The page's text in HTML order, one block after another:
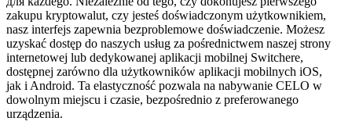
zakupu kryptowalut, czy jesteś doświadczonym użytkownikiem,
nasz interfejs zapewnia bezproblemowe doświadczenie. Możesz
uzyskać dostęp do naszych usług za pośrednictwem naszej strony
internetowej lub dedykowanej aplikacji mobilnej Switchere,
dostępnej zarówno dla użytkowników aplikacji mobilnych iOS,
jak i Android. Ta elastyczność pozwala na nabywanie CELO w
dowolnym miejscu i czasie, bezpośrednio z preferowanego
urządzenia.